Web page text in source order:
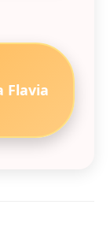
Flavia